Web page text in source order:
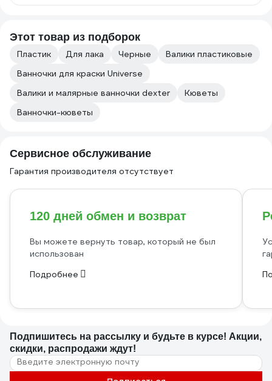
Этот товар из подборок
Пластик Для лака Черные
Валики пластиковые
Ванночки для краски Universe
Валики и малярные ванночки dexter
Кюветы
Ванночки-кюветы
Сервисное обслуживание
Гарантия производителя отсутствует
120 дней обмен и возврат
Вы можете вернуть товар, который не был
использован
Подробнее
Подпишитесь на рассылку и будьте в курсе! Акции,
скидки, распродажи ждут!